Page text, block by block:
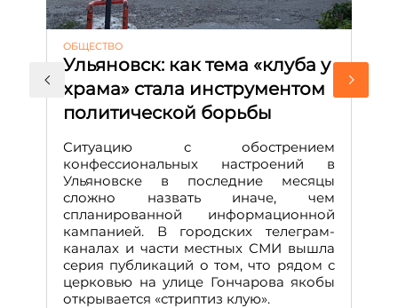
ОБЩЕСТВО
Ульяновск: как тема «клуба у
храма» стала инструментом
политической борьбы
Ситуацию с обострением
конфессиональных настроений в
Ульяновске в последние месяцы
сложно назвать иначе, чем
спланированной информационной
кампанией. В городских телеграм-
каналах и части местных СМИ вышла
серия публикаций о том, что рядом с
церковью на улице Гончарова якобы
открывается «стриптиз клую».